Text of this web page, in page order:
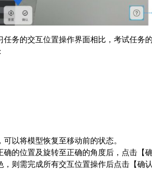
务的交互位置操作界面相比，考试任务
可以将模型恢复至移动前的状态。
确的位置及旋转至正确的角度后，点击【
则需完成所有交互位置操作后点击【确